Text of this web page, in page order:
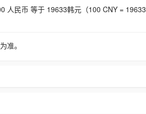
人民币 等于 19633韩元（100 CNY = 19633
准。